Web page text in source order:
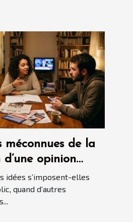
méconnues de la
opinion
idées s’imposent-elles
quand d’autres